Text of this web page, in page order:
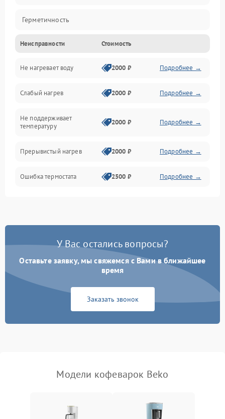
Герметичность
Неисправности Стоимость
Не нагревает воду 2000 ₽ Подробнее →
Слабый нагрев 2000 ₽ Подробнее →
Не поддерживает
температуру
2000 ₽ Подробнее →
Прерывистый нагрев 2000 ₽ Подробнее →
Ошибка термостата 2500 ₽ Подробнее →
У Вас остались вопросы?
Оставьте заявку, мы свяжемся с Вами в ближайшее
время
Заказать звонок
Модели кофеварок Beko